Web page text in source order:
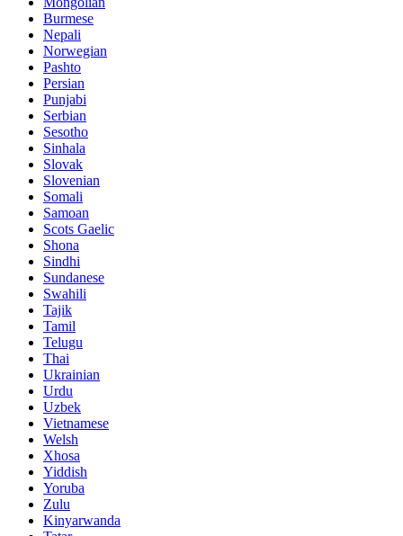
Burmese
Nepali
Norwegian
Pashto
Persian
Punjabi
Serbian
Sesotho
Sinhala
Slovak
Slovenian
Somali
Samoan
Scots Gaelic
Shona
Sindhi
Sundanese
Swahili
Tajik
Tamil
Telugu
Thai
Ukrainian
Urdu
Uzbek
Vietnamese
Welsh
Xhosa
Yiddish
Yoruba
Zulu
Kinyarwanda